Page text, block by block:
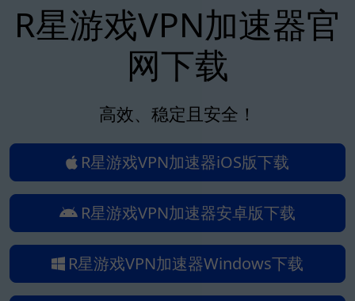
R星游戏VPN加速器官
网下载
高效、稳定且安全！
R星游戏VPN加速器iOS版下载
R星游戏VPN加速器安卓版下载
R星游戏VPN加速器Windows下载